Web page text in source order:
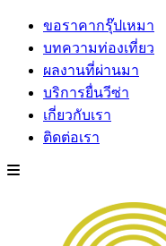
ขอราคากรุ๊ปเหมา
บทความท่องเที่ยว
ผลงานที่ผ่านมา
บริการยื่นวีซ่า
เกี่ยวกับเรา
ติดต่อเรา